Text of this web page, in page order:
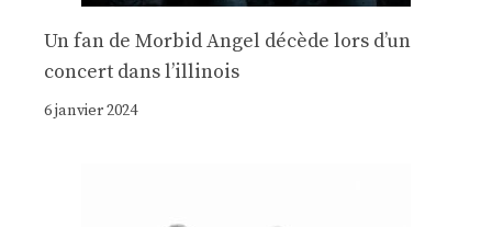
Un fan de Morbid Angel décède lors d’un
concert dans l’illinois
6 janvier 2024